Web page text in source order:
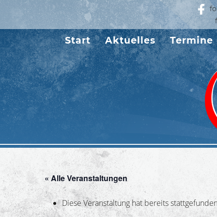
Start Aktuelles Termine
« Alle Veranstaltungen
Diese Veranstaltung hat bereits